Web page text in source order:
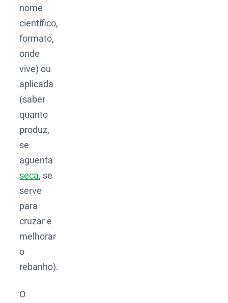
nome
científico,
formato,
onde
vive) ou
aplicada
(saber
quanto
produz,
se
aguenta
seca, se
serve
para
cruzar e
melhorar
o
rebanho).
O